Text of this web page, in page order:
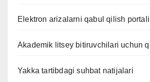
Elektron arizalarni qabul qilish portali
Akademik litsey bitiruvchilari uchun
Yakka tartibdagi suhbat natijalari